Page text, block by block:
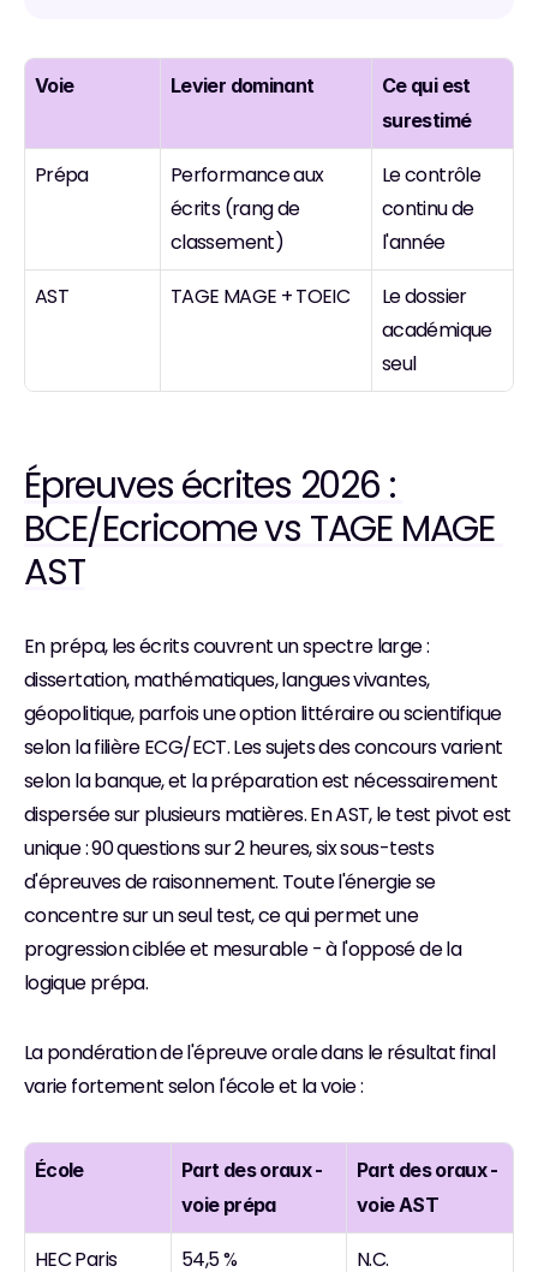
Voie Levier dominant
Ce qui est
surestimé
Prépa
Performance aux
écrits (rang de
classement)
Le contrôle
continu de
l'année
AST
TAGE MAGE + TOEIC
Le dossier
académique
seul
Épreuves écrites 2026 :
BCE/Ecricome vs TAGE MAGE
AST
En prépa, les écrits couvrent un spectre large :
dissertation, mathématiques, langues vivantes,
géopolitique, parfois une option littéraire ou scientifique
selon la filière ECG/ECT. Les sujets des concours varient
selon la banque, et la préparation est nécessairement
dispersée sur plusieurs matières. En AST, le test pivot est
unique : 90 questions sur 2 heures, six sous-tests
d'épreuves de raisonnement. Toute l'énergie se
concentre sur un seul test, ce qui permet une
progression ciblée et mesurable - à l'opposé de la
logique prépa.
La pondération de l'épreuve orale dans le résultat final
varie fortement selon l'école et la voie :
École
Part des oraux -
voie prépa
Part des oraux -
voie AST
HEC Paris 54,5 % N.C.